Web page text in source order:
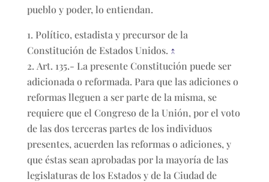
pueblo y poder, lo entiendan.
Político, estadista y precursor de la
Constitución de Estados Unidos. ↑
Art. 135.- La presente Constitución puede ser
adicionada o reformada. Para que las adiciones o
reformas lleguen a ser parte de la misma, se
requiere que el Congreso de la Unión, por el voto
de las dos terceras partes de los individuos
presentes, acuerden las reformas o adiciones, y
que éstas sean aprobadas por la mayoría de las
legislaturas de los Estados y de la Ciudad de